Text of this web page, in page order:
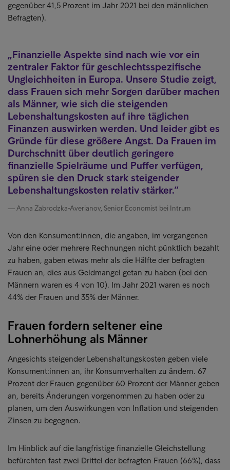
gegenüber 41,5 Prozent im Jahr 2021 bei den männlichen
Befragten).
Finanzielle Aspekte sind nach wie vor ein
zentraler Faktor für geschlechtsspezifische
Ungleichheiten in Europa. Unsere Studie zeigt,
dass Frauen sich mehr Sorgen darüber machen
als Männer, wie sich die steigenden
Lebenshaltungskosten auf ihre täglichen
Finanzen auswirken werden. Und leider gibt es
Gründe für diese größere Angst. Da Frauen im
Durchschnitt über deutlich geringere
finanzielle Spielräume und Puffer verfügen,
spüren sie den Druck stark steigender
Lebenshaltungskosten relativ stärker.
Anna Zabrodzka-Averianov, Senior Economist bei Intrum
Von den Konsument:innen, die angaben, im vergangenen
Jahr eine oder mehrere Rechnungen nicht pünktlich bezahlt
zu haben, gaben etwas mehr als die Hälfte der befragten
Frauen an, dies aus Geldmangel getan zu haben (bei den
Männern waren es 4 von 10). Im Jahr 2021 waren es noch
44% der Frauen und 35% der Männer.
Frauen fordern seltener eine
Lohnerhöhung als Männer
Angesichts steigender Lebenshaltungskosten geben viele
Konsument:innen an, ihr Konsumverhalten zu ändern. 67
Prozent der Frauen gegenüber 60 Prozent der Männer geben
an, bereits Änderungen vorgenommen zu haben oder zu
planen, um den Auswirkungen von Inflation und steigenden
Zinsen zu begegnen.
Im Hinblick auf die langfristige finanzielle Gleichstellung
befürchten fast zwei Drittel der befragten Frauen (66%), dass